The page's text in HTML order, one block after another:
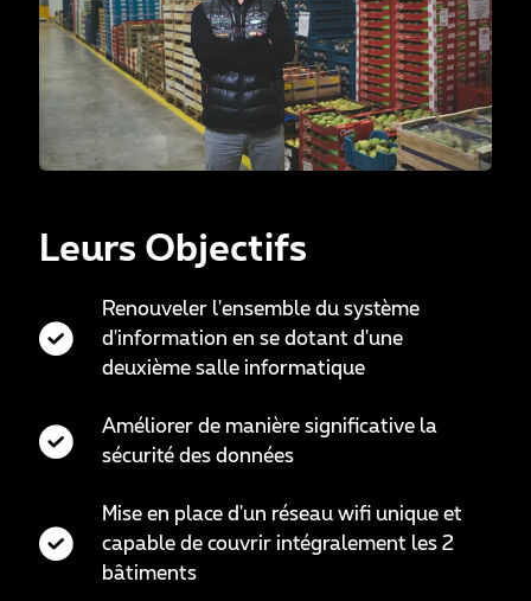
Leurs Objectifs
Renouveler l'ensemble du système
d'information en se dotant d'une
deuxième salle informatique
Améliorer de manière significative la
sécurité des données
Mise en place d'un réseau wifi unique et
capable de couvrir intégralement les 2
bâtiments